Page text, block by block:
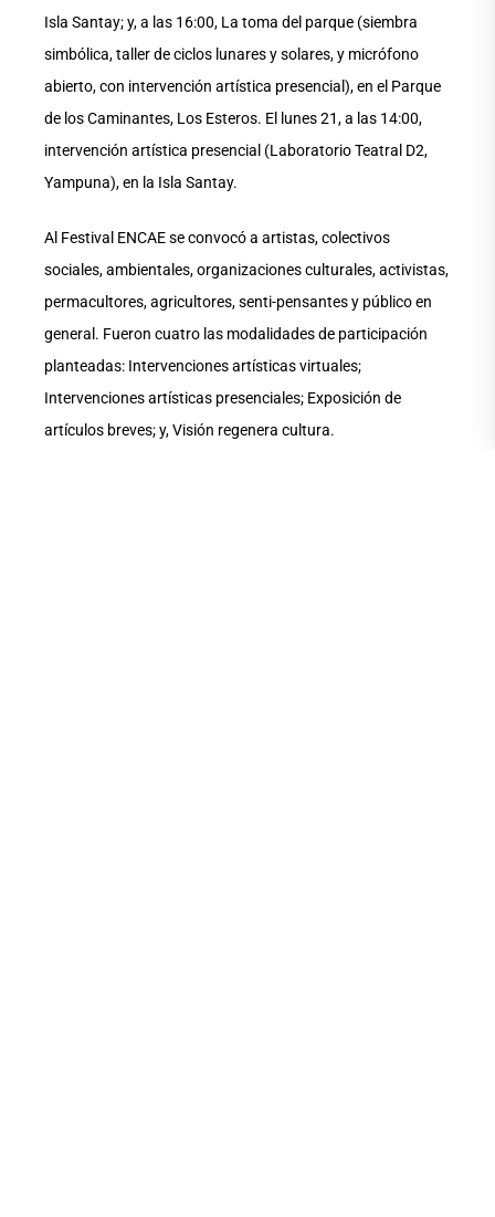
Isla Santay; y, a las 16:00, La toma del parque (siembra
simbólica, taller de ciclos lunares y solares, y micrófono
abierto, con intervención artística presencial), en el Parque
de los Caminantes, Los Esteros. El lunes 21, a las 14:00,
intervención artística presencial (Laboratorio Teatral D2,
Yampuna), en la Isla Santay.
Al Festival ENCAE se convocó a artistas, colectivos
sociales, ambientales, organizaciones culturales, activistas,
permacultores, agricultores, senti-pensantes y público en
general. Fueron cuatro las modalidades de participación
planteadas: Intervenciones artísticas virtuales;
Intervenciones artísticas presenciales; Exposición de
artículos breves; y, Visión regenera cultura.